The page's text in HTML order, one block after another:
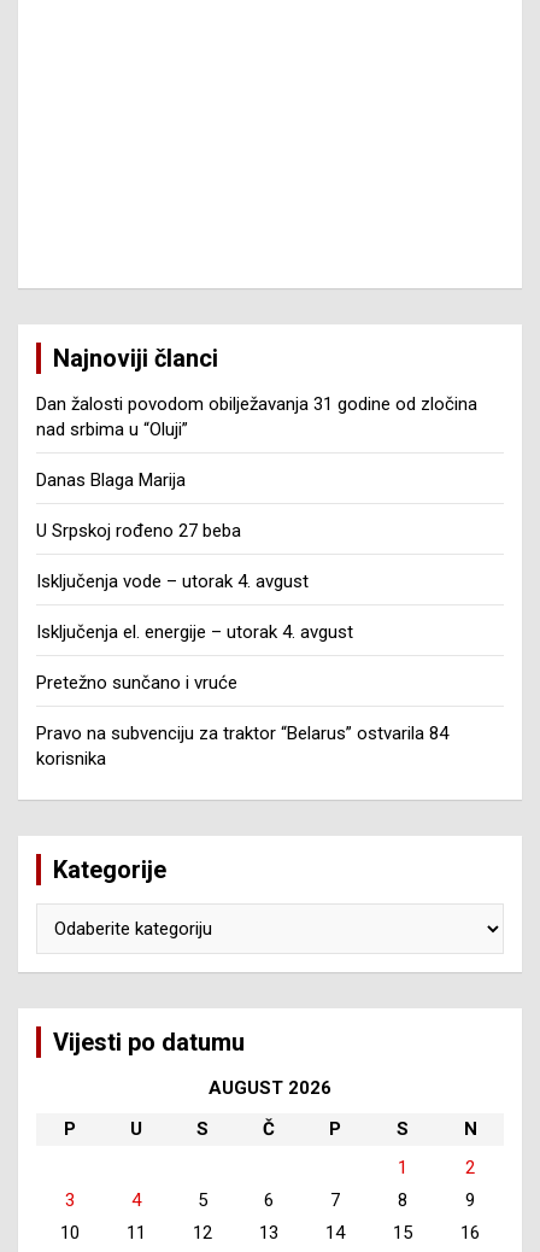
Najnoviji članci
Dan žalosti povodom obilježavanja 31 godine od zločina
nad srbima u “Oluji”
Danas Blaga Marija
U Srpskoj rođeno 27 beba
Isključenja vode – utorak 4. avgust
Isključenja el. energije – utorak 4. avgust
Pretežno sunčano i vruće
Pravo na subvenciju za traktor “Belarus” ostvarila 84
korisnika
Kategorije
Vijesti po datumu
AUGUST 2026
P
U S Č P S
N
1
2
3
4 5 6 7 8
9
10
11 12 13 14 15
16